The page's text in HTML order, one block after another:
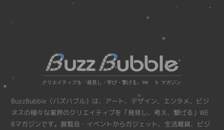
BuzzBubble（バズバブル）は、アート、デザイン、エンタメ、ビジ
ネスの様々な業界のクリエイティブを「発見し、考え、繋げる」WE
Bマガジンです。展覧会・イベントからガジェット、生活雑貨、ビジ